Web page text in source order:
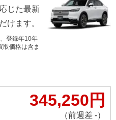
じた最新
けます。
登録年10年
価格は含ま
345,250 円
（前週差 -）